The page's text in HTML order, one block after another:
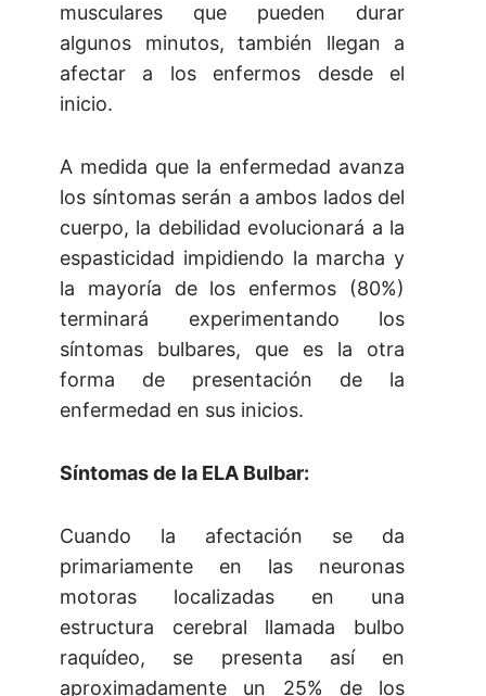
musculares que pueden durar
algunos minutos, también llegan a
afectar a los enfermos desde el
inicio.
A medida que la enfermedad avanza
los síntomas serán a ambos lados del
cuerpo, la debilidad evolucionará a la
espasticidad impidiendo la marcha y
la mayoría de los enfermos (80%)
terminará experimentando los
síntomas bulbares, que es la otra
forma de presentación de la
enfermedad en sus inicios.
Síntomas de la ELA Bulbar:
Cuando la afectación se da
primariamente en las neuronas
motoras localizadas en una
estructura cerebral llamada bulbo
raquídeo, se presenta así en
aproximadamente un 25% de los